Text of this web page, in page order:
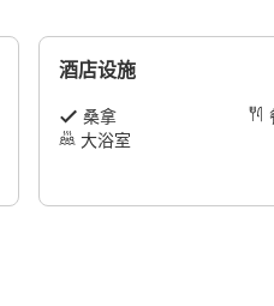
酒店设施
桑拿
大浴室